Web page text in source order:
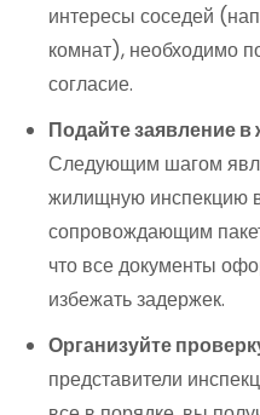
интересы соседей
комнат), необходимо
согласие.
Подайте заявление
Следующим шагом
жилищную инспекцию
сопровождающим
что все документы
избежать задержек.
Организуйте
представители